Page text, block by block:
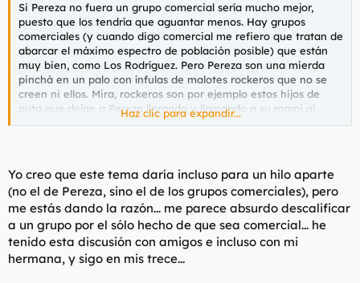
* In a Safe Place
* The Best of The Temptations
b. Coordinate conjunctions: and, but, or
* Rattle and Hum
* It's Now or Never
c. Short (three letters or less) prepositions: as, at, by, for, in, of,
on, to
* Live at Woodstock
* Face to Face
Si Pereza no fuera un grupo comercial sería mucho mejor,
puesto que los tendría que aguantar menos. Hay grupos
comerciales (y cuando digo comercial me refiero que tratan de
abarcar el máximo espectro de población posible) que están
muy bien, como Los Rodríguez. Pero Pereza son una mierda
pinchá en un palo con ínfulas de malotes rockeros que no se
creen ni ellos. Mira, rockeros son por ejemplo estos hijos de
puta que dejan a Pereza llorando y llamando a su mami al
primer riff:
para configurar cookies de terceros.
Para obtener información más detallada, consulte nuestra
página de cookies .
Aceptar cookies de terceros
Haz clic para expandir...
Yo creo que este tema daría incluso para un hilo aparte
(no el de Pereza, sino el de los grupos comerciales), pero
me estás dando la razón... me parece absurdo descalificar
a un grupo por el sólo hecho de que sea comercial... he
tenido esta discusión con amigos e incluso con mi
hermana, y sigo en mis trece...